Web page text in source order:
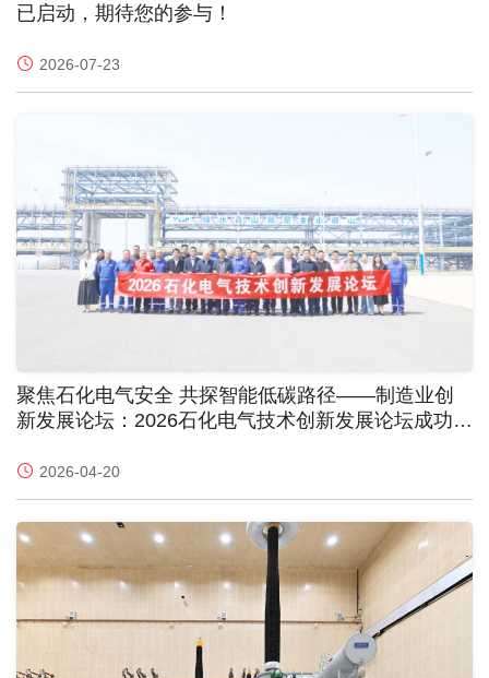
已启动，期待您的参与！
2026-07-23
聚焦石化电气安全 共探智能低碳路径——制造业创
新发展论坛：2026石化电气技术创新发展论坛成功举
2026-04-20